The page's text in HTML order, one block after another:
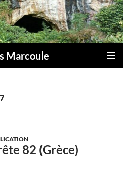
Marcoule
82 (Grèce)